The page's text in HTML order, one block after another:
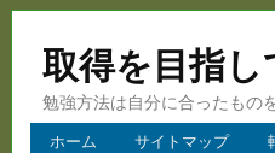
取得を目指し
勉強方法は自分に合ったもの
ホーム サイトマップ